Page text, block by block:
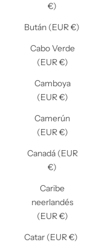
€)
Bután (EUR €)
Cabo Verde
(EUR €)
Camboya
(EUR €)
Camerún
(EUR €)
Canadá (EUR
€)
Caribe
neerlandés
(EUR €)
Catar (EUR €)